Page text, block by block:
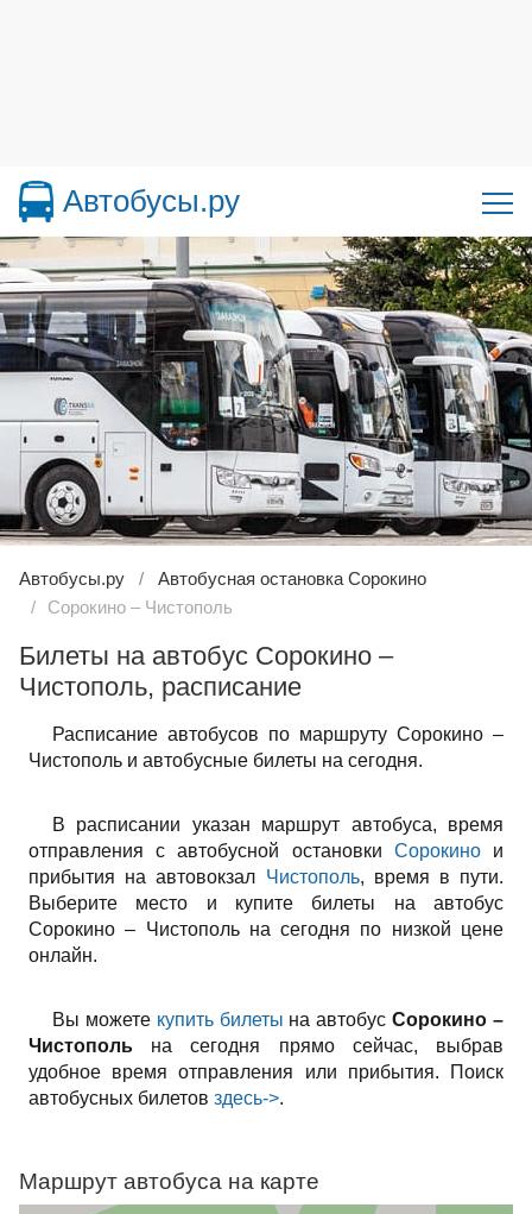
Автобусы.ру
Автобусы.ру
Автобусная остановка Сорокино
Сорокино – Чистополь
Билеты на автобус Сорокино –
Чистополь, расписание
Расписание автобусов по маршруту Сорокино –
Чистополь и автобусные билеты на сегодня.
В расписании указан маршрут автобуса, время
отправления с автобусной остановки Сорокинои
прибытия на автовокзал Чистополь, время в пути.
Выберите место и купите билеты на автобус
Сорокино – Чистополь на сегодня по низкой цене
онлайн.
Вы можете купить билеты на автобусСорокино –
Чистополь на сегодня прямо сейчас, выбрав
удобное время отправления или прибытия. Поиск
автобусных билетов здесь->.
Маршрут автобуса на карте